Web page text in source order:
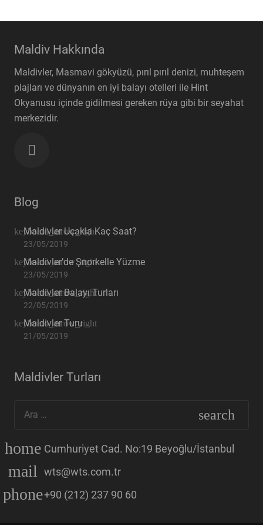
Maldiv Hakkında
Maldivler, Masmavi gökyüzü, pırıl pırıl denizi, muhteşem
plajları ve dünyanın en iyi balayı otelleri ile Hint
Okyanusu içinde gidilmesi gereken rüya gibi bir seyahat
merkezidir.
Blog
Maldivler Uçakla Kaç Saat?
23/05/2019
Maldivler’de Şnorkelle Yüzme
23/05/2019
Maldivler Balayı Turları
22/05/2019
Maldivler Turu
21/05/2019
Maldivler Turları
home Cumhuriyet Cad. No:19 Beyoğlu/İstanbul
mail wts@wts.com.tr
phone+90 (212) 237 90 60